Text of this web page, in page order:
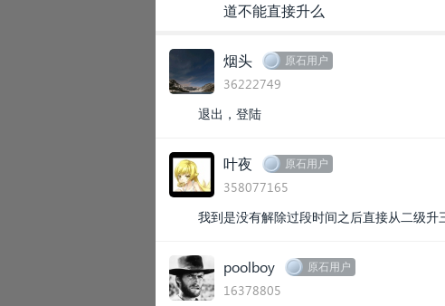
道不能直接升么
烟头 原石用户
36222749
退出，登陆
叶夜 原石用户
358077165
我到是没有解除过段时间之后直接从二级升
poolboy 原石用户
16378805